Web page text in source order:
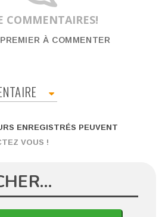
COMMENTAIRES!
À COMMENTER
ENREGISTRÉS PEUVENT
VOUS !